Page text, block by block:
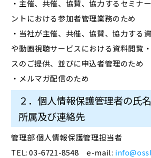
・主催、共催、協賛、協力するセミナ
ントにおける参加者管理業務のため
・当社が主催、共催、協賛、協力する
や動画視聴サービスにおける資料閲覧
スのご提供、並びに申込者管理のため
・メルマガ配信のため
２．個人情報保護管理者の氏
所属及び連絡先
管理部 個人情報保護管理担当者
TEL: 03-6721-8548 e-mail: